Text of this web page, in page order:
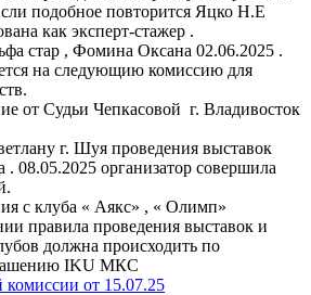
подобное повторится Яцко Н.Е
как эксперт-стажер .
стар , Фомина Оксана 02.06.2025 .
на следующию комиссию для
от Судьи Чепкасовой г. Владивосток
г. Шуя проведения выставок
. 08.05.2025 организатор совершила
с клуба « Аякс» , « Олимп»
правила проведения выставок и
должна происходить по
IKU МКС
от 15.07.25